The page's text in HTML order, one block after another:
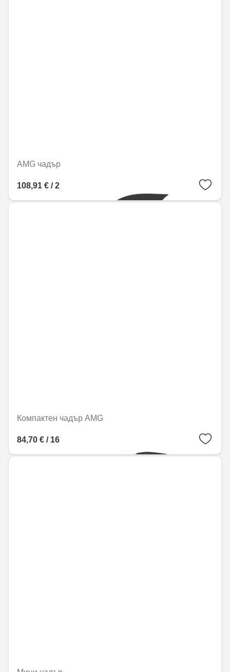
AMG чадър
108,91 € / 213,01 лв.
Компактен чадър AMG
84,70 € / 165,65 лв.